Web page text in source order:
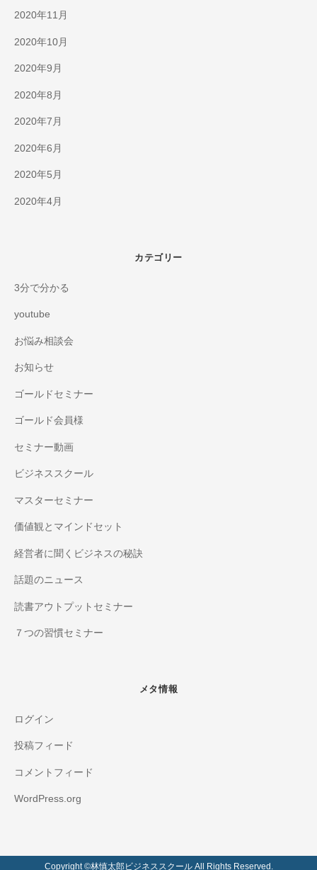
2020年11月
2020年10月
2020年9月
2020年8月
2020年7月
2020年6月
2020年5月
2020年4月
カテゴリー
3分で分かる
youtube
お悩み相談会
お知らせ
ゴールドセミナー
ゴールド会員様
セミナー動画
ビジネススクール
マスターセミナー
価値観とマインドセット
経営者に聞くビジネスの秘訣
話題のニュース
読書アウトプットセミナー
７つの習慣セミナー
メタ情報
ログイン
投稿フィード
コメントフィード
WordPress.org
Copyright ©️林慎太郎ビジネススクール All Rights Reserved.